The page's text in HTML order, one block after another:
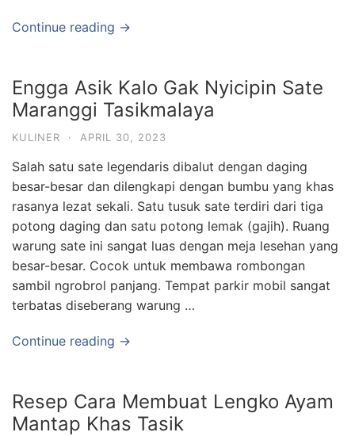
Continue reading →
Engga Asik Kalo Gak Nyicipin Sate
Maranggi Tasikmalaya
KULINER · APRIL 30, 2023
Salah satu sate legendaris dibalut dengan daging
besar-besar dan dilengkapi dengan bumbu yang khas
rasanya lezat sekali. Satu tusuk sate terdiri dari tiga
potong daging dan satu potong lemak (gajih). Ruang
warung sate ini sangat luas dengan meja lesehan yang
besar-besar. Cocok untuk membawa rombongan
sambil ngrobrol panjang. Tempat parkir mobil sangat
terbatas diseberang warung …
Continue reading →
Resep Cara Membuat Lengko Ayam
Mantap Khas Tasik